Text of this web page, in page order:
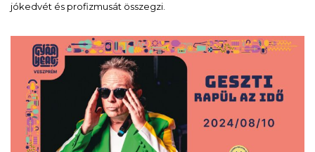
jókedvét és profizmusát összegzi.